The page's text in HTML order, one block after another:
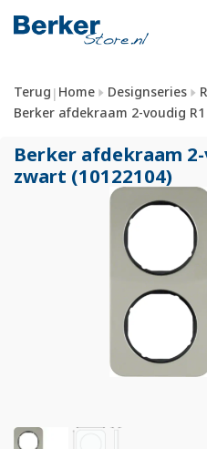
Terug | Home Designseries
Berker afdekraam 2-voudig
Berker afdekraam
zwart (10122104)